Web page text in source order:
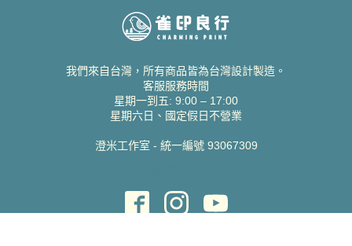
我們來自台灣，所有商品皆為台灣設計製造。
客服服務時間
星期一到五: 9:00 – 17:00
星期六日、國定假日不營業
澄米工作室 - 統一編號 93067309